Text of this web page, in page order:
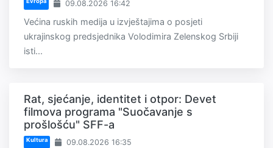
09.08.2026 16:42
Većina ruskih medija u izvještajima o posjeti
ukrajinskog predsjednika Volodimira Zelenskog Srbiji
isti...
Rat, sjećanje, identitet i otpor: Devet
filmova programa "Suočavanje s
prošlošću" SFF-a
Kultura 09.08.2026 16:35